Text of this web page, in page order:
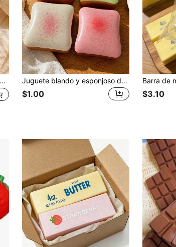
Juguete blando y esponjoso de queso de coco de 11 cm de color amarillo claro - Textura de masa cremosa con relleno de crema, juguete de apretar silencioso, adecuado para el escritorio de la oficina, concentración y descanso consciente
$1.00 $3.10